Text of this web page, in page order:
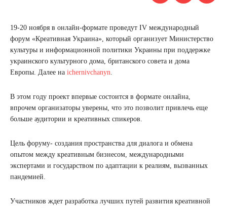
19-20 ноября в онлайн-формате проведут IV международный
форум «Креативная Украина», который организует Министерство
культуры и информационной политики Украины при поддержке
украинского культурного дома, британского совета и дома
Европы. Далее на ichernivchanyn.
В этом году проект впервые состоится в формате онлайна,
впрочем организаторы уверены, что это позволит привлечь еще
больше аудитории и креативных спикеров.
Цель форуму- создания пространства для диалога и обмена
опытом между креативным бизнесом, международными
экспертами и государством по адаптации к реалиям, вызванных
пандемией.
Участников ждет разработка лучших путей развития креативной